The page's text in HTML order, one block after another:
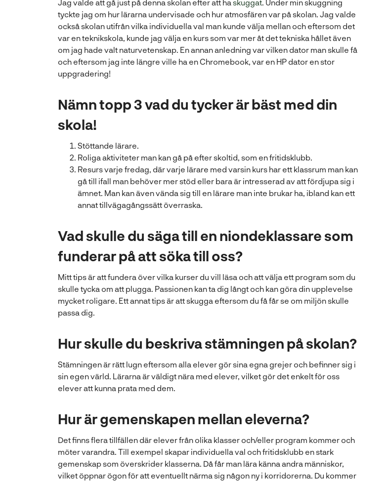
Jag valde att gå just på denna skolan efter att ha skuggat. Under min skuggning
tyckte jag om hur lärarna undervisade och hur atmosfären var på skolan. Jag valde
också skolan utifrån vilka individuella val man kunde välja mellan och eftersom det
var en teknikskola, kunde jag välja en kurs som var mer åt det tekniska hållet även
om jag hade valt naturvetenskap. En annan anledning var vilken dator man skulle få
och eftersom jag inte längre ville ha en Chromebook, var en HP dator en stor
uppgradering!
Nämn topp 3 vad du tycker är bäst med din
skola!
Stöttande lärare.
Roliga aktiviteter man kan gå på efter skoltid, som en fritidsklubb.
Resurs varje fredag, där varje lärare med varsin kurs har ett klassrum man kan
gå till ifall man behöver mer stöd eller bara är intresserad av att fördjupa sig i
ämnet. Man kan även vända sig till en lärare man inte brukar ha, ibland kan ett
annat tillvägagångssätt överraska.
Vad skulle du säga till en niondeklassare som
funderar på att söka till oss?
Mitt tips är att fundera över vilka kurser du vill läsa och att välja ett program som du
skulle tycka om att plugga. Passionen kan ta dig långt och kan göra din upplevelse
mycket roligare. Ett annat tips är att skugga eftersom du få får se om miljön skulle
passa dig.
Hur skulle du beskriva stämningen på skolan?
Stämningen är rätt lugn eftersom alla elever gör sina egna grejer och befinner sig i
sin egen värld. Lärarna är väldigt nära med elever, vilket gör det enkelt för oss
elever att kunna prata med dem.
Hur är gemenskapen mellan eleverna?
Det finns flera tillfällen där elever från olika klasser och/eller program kommer och
möter varandra. Till exempel skapar individuella val och fritidsklubb en stark
gemenskap som överskrider klasserna. Då får man lära känna andra människor,
vilket öppnar ögon för att eventuellt närma sig någon ny i korridorerna. Du kommer